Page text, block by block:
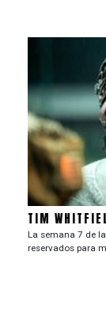
TIM
La semana 7 de
reservados para